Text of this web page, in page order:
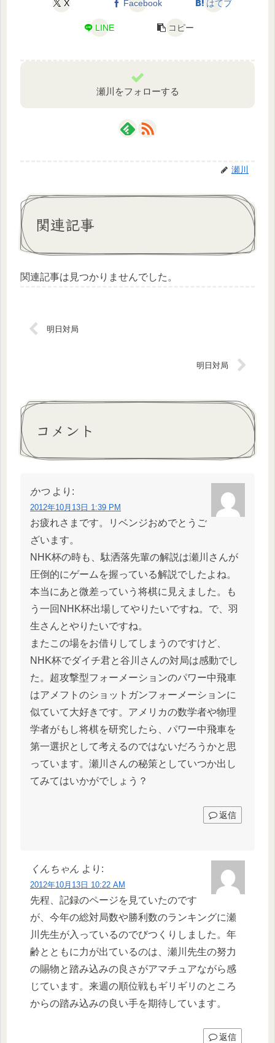
X Facebook はてブ
LINE コピー
瀬川をフォローする
瀬川
関連記事
関連記事は見つかりませんでした。
明日対局
明日対局
コメント
かつ より:
2012年10月13日 1:39 PM
お疲れさまです。リベンジおめでとうご
ざいます。
NHK杯の時も、駄洒落先輩の解説は瀬川さんが
圧倒的にゲームを握っている解説でしたよね。
本当にあと微差っていう将棋に見えました。も
う一回NHK杯出場してやりたいですね。で、羽
生さんとやりたいですね。
またこの場をお借りしてしまうのですけど、
NHK杯でダイチ君と谷川さんの対局は感動でし
た。超攻撃型フォーメーションのパワー中飛車
はアメフトのショットガンフォーメーションに
似ていて大好きです。アメリカの数学者や物理
学者がもし将棋を研究したら、パワー中飛車を
第一選択として考えるのではないだろうかと思
っています。瀬川さんの秘策としていつか出し
てみてはいかがでしょう？
返信
くんちゃん より:
2012年10月13日 10:22 AM
先程、記録のページを見ていたのです
が、今年の総対局数や勝利数のランキングに瀬
川先生が入っているのでびつくりしました。年
齢とともに力が出ているのは、瀬川先生の努力
の賜物と踏み込みの良さがアマチュアながら感
じています。来週の順位戦もギリギリのところ
からの踏み込みの良い手を期待しています。
返信